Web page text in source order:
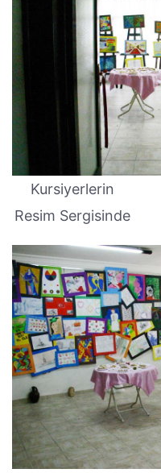
Kursiyerlerin
Resim Sergisinde